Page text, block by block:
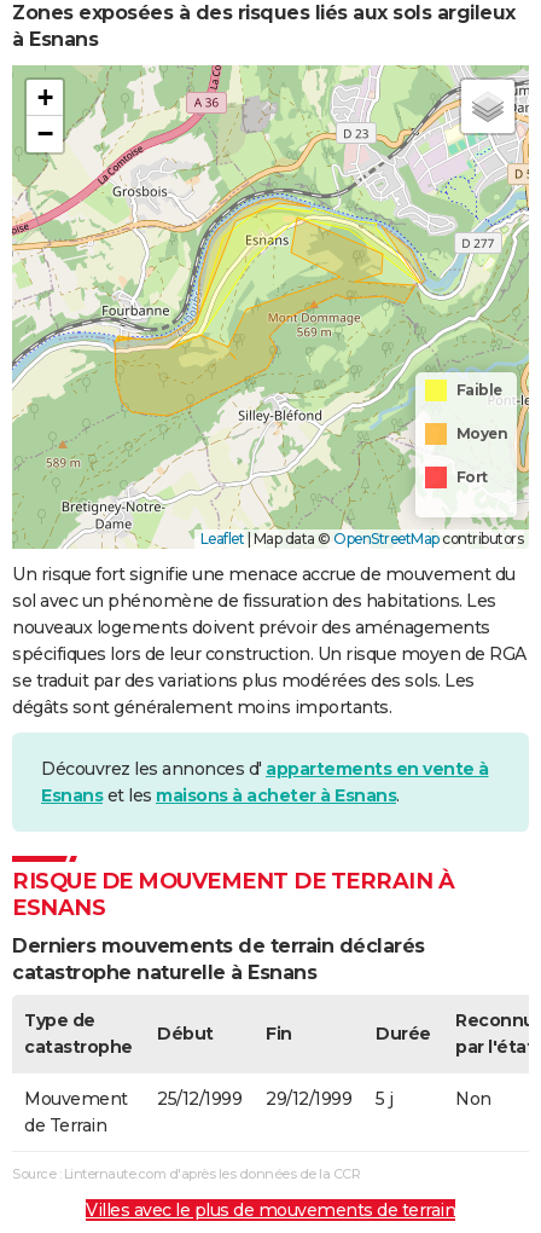
Zones exposées à des risques liés aux sols argileux
à Esnans
+
−
Faible
Moyen
Fort
Leaflet | Map data ©OpenStreetMapcontributors
Un risque fort signifie une menace accrue de mouvement du
sol avec un phénomène de fissuration des habitations. Les
nouveaux logements doivent prévoir des aménagements
spécifiques lors de leur construction. Un risque moyen de RGA
se traduit par des variations plus modérées des sols. Les
dégâts sont généralement moins importants.
Découvrez les annonces d' appartements en vente à
Esnanset les maisons à acheter à Esnans.
RISQUE DE MOUVEMENT DE TERRAIN À
ESNANS
Derniers mouvements de terrain déclarés
catastrophe naturelle à Esnans
Type de
catastrophe
Début Fin Durée
par l'état
Mouvement
de Terrain
25/12/1999 29/12/1999 5 j Non
Source : Linternaute.com d'après les données de la CCR
Villes avec le plus de mouvements de terrain